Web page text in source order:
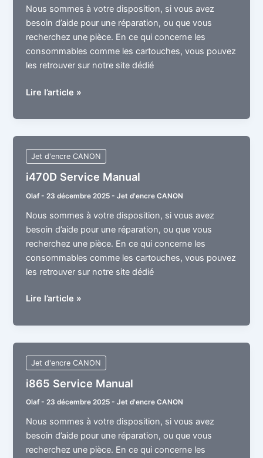
Nous sommes à votre disposition, si vous avez
besoin d’aide pour une réparation, ou que vous
recherchez une pièce. En ce qui concerne les
consommables comme les cartouches, vous pouvez
les retrouver sur notre site dédié
i550
Manual
Lire l’article »
Jet d'encre CANON
i470D Service Manual
Olaf-23 décembre 2025-Jet d'encre CANON
Nous sommes à votre disposition, si vous avez
besoin d’aide pour une réparation, ou que vous
recherchez une pièce. En ce qui concerne les
consommables comme les cartouches, vous pouvez
les retrouver sur notre site dédié
i470D
Manual
Lire l’article »
Jet d'encre CANON
i865 Service Manual
Olaf-23 décembre 2025-Jet d'encre CANON
Nous sommes à votre disposition, si vous avez
besoin d’aide pour une réparation, ou que vous
recherchez une pièce. En ce qui concerne les